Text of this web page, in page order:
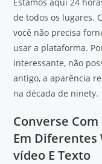
de todos os lugares.
você não precisa
usar a plataforma.
interessante, não
antigo, a aparência
na década de ninety.
Converse
Em
vídeo E Texto